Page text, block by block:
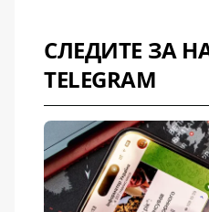
СЛЕДИТЕ ЗА
TELEGRAM